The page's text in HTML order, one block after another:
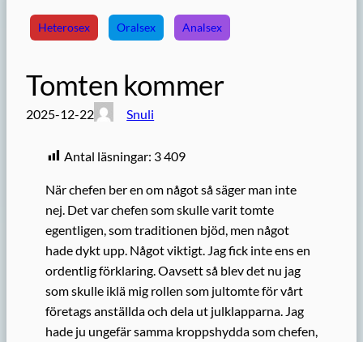
Heterosex Oralsex Analsex
Tomten kommer
2025-12-22 Snuli
Antal läsningar: 3 409
När chefen ber en om något så säger man inte
nej. Det var chefen som skulle varit tomte
egentligen, som traditionen bjöd, men något
hade dykt upp. Något viktigt. Jag fick inte ens en
ordentlig förklaring. Oavsett så blev det nu jag
som skulle iklä mig rollen som jultomte för vårt
företags anställda och dela ut julklapparna. Jag
hade ju ungefär samma kroppshydda som chefen,